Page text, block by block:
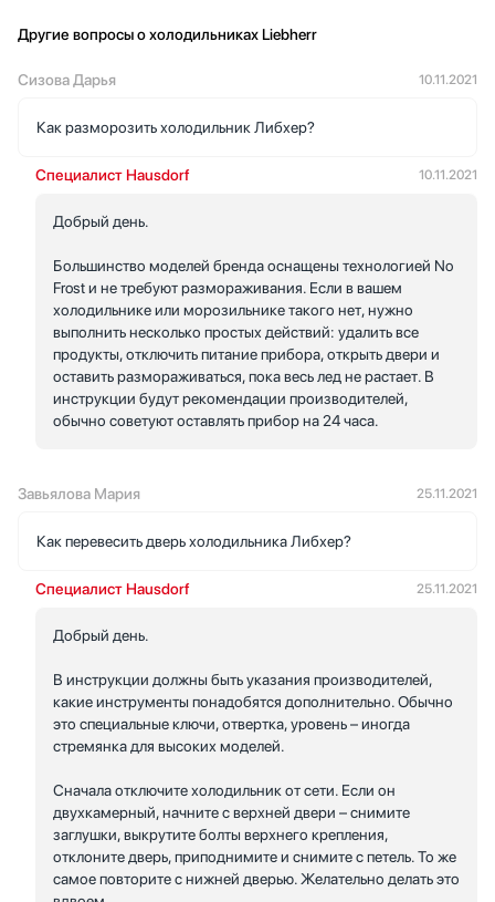
Другие вопросы о холодильниках Liebherr
Сизова Дарья 10.11.2021
Как разморозить холодильник Либхер?
Специалист Hausdorf 10.11.2021
Добрый день.
Большинство моделей бренда оснащены технологией No
Frost и не требуют размораживания. Если в вашем
холодильнике или морозильнике такого нет, нужно
выполнить несколько простых действий: удалить все
продукты, отключить питание прибора, открыть двери и
оставить размораживаться, пока весь лед не растает. В
инструкции будут рекомендации производителей,
обычно советуют оставлять прибор на 24 часа.
Завьялова Мария 25.11.2021
Как перевесить дверь холодильника Либхер?
Специалист Hausdorf 25.11.2021
Добрый день.
В инструкции должны быть указания производителей,
какие инструменты понадобятся дополнительно. Обычно
это специальные ключи, отвертка, уровень – иногда
стремянка для высоких моделей.
Сначала отключите холодильник от сети. Если он
двухкамерный, начните с верхней двери – снимите
заглушки, выкрутите болты верхнего крепления,
отклоните дверь, приподнимите и снимите с петель. То же
самое повторите с нижней дверью. Желательно делать это